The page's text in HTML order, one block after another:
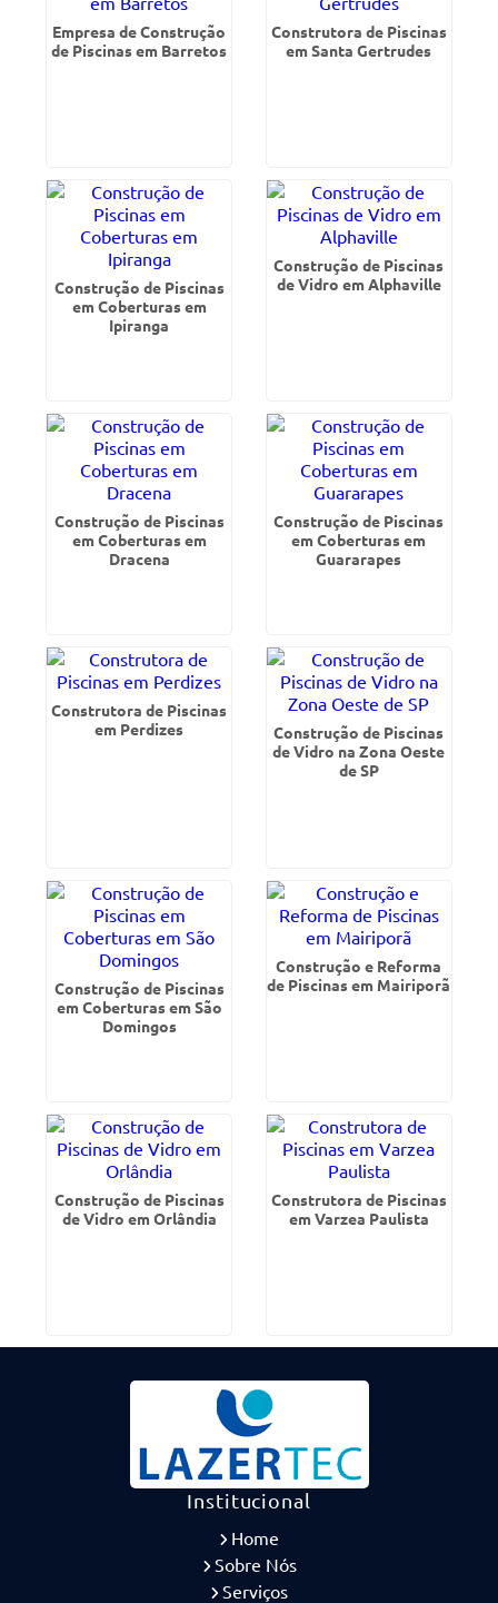
Empresa de Construção
de Piscinas em Barretos
Construtora de Piscinas
em Santa Gertrudes
Construção de Piscinas
em Coberturas em
Ipiranga
Construção de Piscinas
de Vidro em Alphaville
Construção de Piscinas
em Coberturas em
Dracena
Construção de Piscinas
em Coberturas em
Guararapes
Construtora de Piscinas
em Perdizes
Construção de Piscinas
de Vidro na Zona Oeste
de SP
Construção de Piscinas
em Coberturas em São
Domingos
Construção e Reforma
de Piscinas em Mairiporã
Construção de Piscinas
de Vidro em Orlândia
Construtora de Piscinas
em Varzea Paulista
Institucional
Home
Sobre Nós
Serviços